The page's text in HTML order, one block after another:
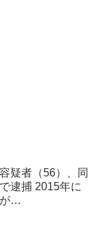
疑者（56）、同
逮捕 2015年に
が…